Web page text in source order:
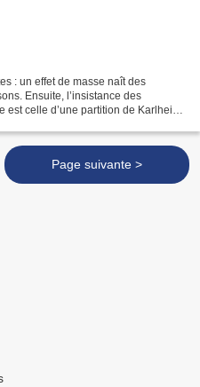
: un effet de masse naît des
Ensuite, l’insistance des
celle d’une partition de Karlheinz
Page suivante >